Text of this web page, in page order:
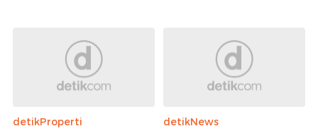
detikProperti
detikNews